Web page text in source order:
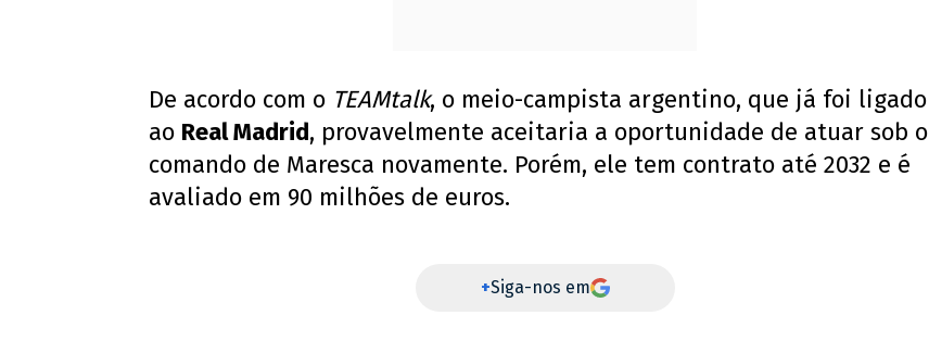
De acordo com o TEAMtalk, o meio-campista argentino, que já foi ligado
ao Real Madrid, provavelmente aceitaria a oportunidade de atuar sob o
comando de Maresca novamente. Porém, ele tem contrato até 2032 e é
avaliado em 90 milhões de euros.
+Siga-nos em